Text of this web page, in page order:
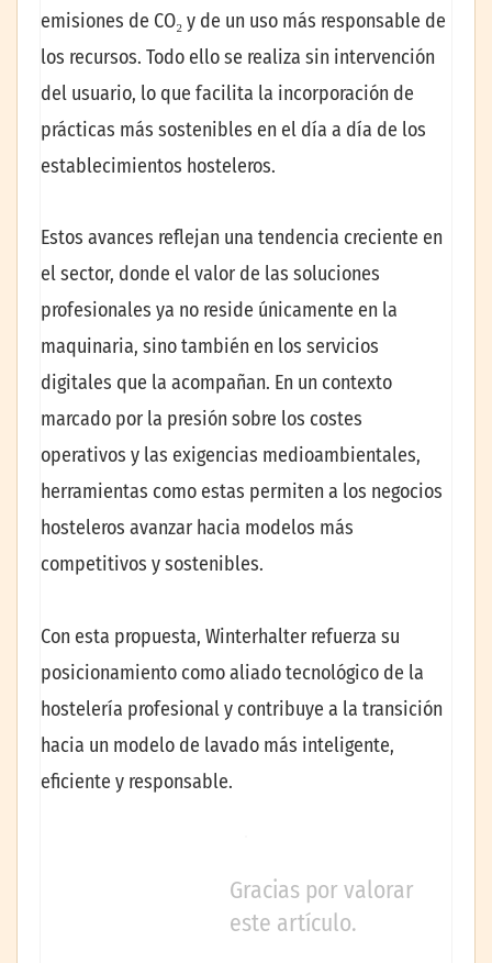
emisiones de CO₂ y de un uso más responsable de
los recursos. Todo ello se realiza sin intervención
del usuario, lo que facilita la incorporación de
prácticas más sostenibles en el día a día de los
establecimientos hosteleros.
Estos avances reflejan una tendencia creciente en
el sector, donde el valor de las soluciones
profesionales ya no reside únicamente en la
maquinaria, sino también en los servicios
digitales que la acompañan. En un contexto
marcado por la presión sobre los costes
operativos y las exigencias medioambientales,
herramientas como estas permiten a los negocios
hosteleros avanzar hacia modelos más
competitivos y sostenibles.
Con esta propuesta, Winterhalter refuerza su
posicionamiento como aliado tecnológico de la
hostelería profesional y contribuye a la transición
hacia un modelo de lavado más inteligente,
eficiente y responsable.
Gracias por valorar
este artículo.